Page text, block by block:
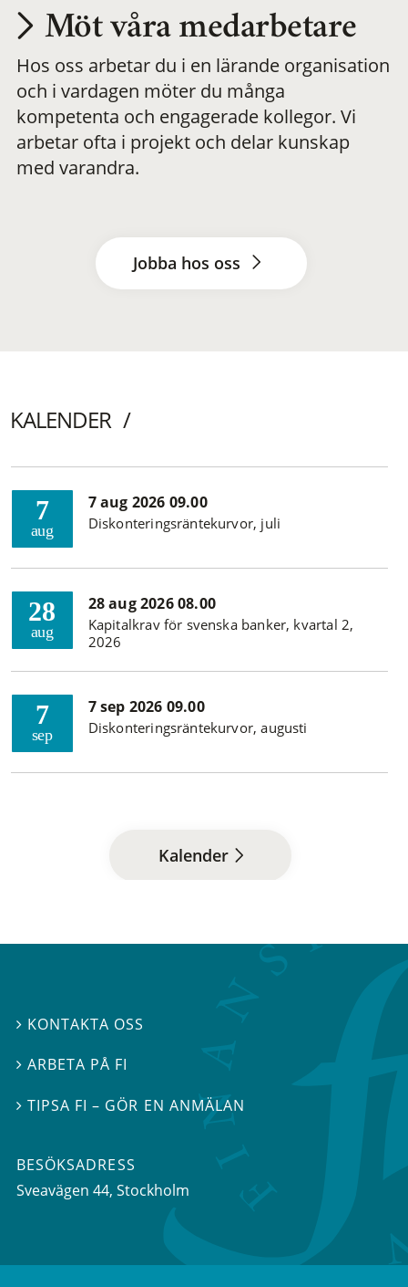
Möt våra medarbetare
Hos oss arbetar du i en lärande organisation
och i vardagen möter du många
kompetenta och engagerade kollegor. Vi
arbetar ofta i projekt och delar kunskap
med varandra.
Jobba hos oss
KALENDER
7
aug
7 aug 2026 09.00
Diskonteringsräntekurvor, juli
28
aug
28 aug 2026 08.00
Kapitalkrav för svenska banker, kvartal 2,
2026
7
sep
7 sep 2026 09.00
Diskonteringsräntekurvor, augusti
Kalender
 KONTAKTA OSS
ARBETA PÅ FI
TIPSA FI – GÖR EN ANMÄLAN
BESÖKSADRESS
Sveavägen 44, Stockholm